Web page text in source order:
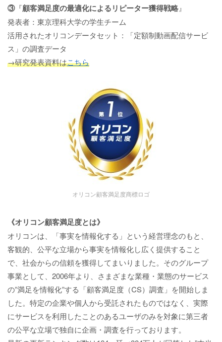
③ 『顧客満足度の最適化によるリピーター獲得戦略』
発表者：東京理科大学の学生チーム
活用されたオリコンデータセット：「定額制動画配信サービ
ス」の調査データ
→研究発表資料はこちら
オリコン顧客満足度商標ロゴ
《オリコン顧客満足度とは》
オリコンは、「事実を情報化する」という経営理念のもと、
客観的、公平な立場から事実を情報化し広く提供すること
で、社会からの信頼を獲得してまいりました。そのグループ
事業として、2006年より、さまざまな業種・業態のサービス
の”満足を情報化”する「顧客満足度（CS）調査」を開始しま
した。特定の企業や個人から受託されたものではなく、実際
にサービスを利用したことのあるユーザのみを対象に第三者
の公平な立場で独自に企画・調査を行っております。